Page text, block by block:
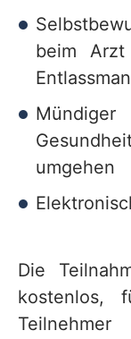
beim
umgehen
Die
kostenlos,